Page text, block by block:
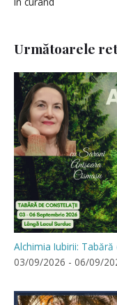
Următoarele
Alchimia Iubirii:
03/09/2026 - 06/09/